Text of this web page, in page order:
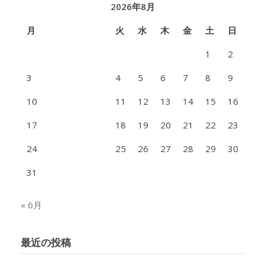
2026年8月
月
火 水 木 金 土
日
1
2
3
4 5 6 7 8
9
10
11 12 13 14 15
16
17
18 19 20 21 22
23
24
25 26 27 28 29
30
31
« 6月
最近の投稿